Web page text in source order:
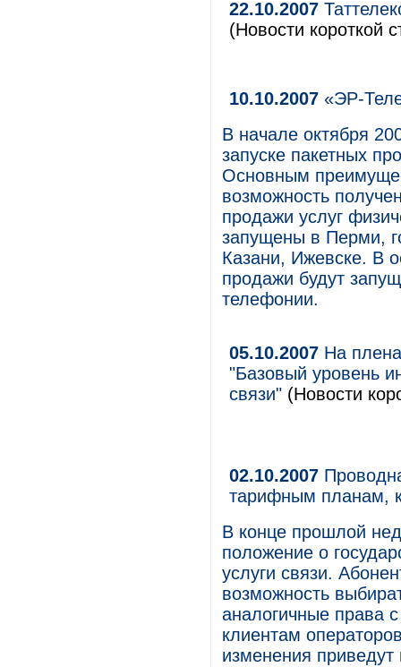
22.10.2007
(Новости короткой
10.10.2007 «ЭР-
В начале октября
запуске пакетных
Основным
возможность
продажи услуг
запущены в Перми,
Казани, Ижевске. В
продажи будут
телефонии.
05.10.2007 На
"Базовый уровень
связи" (Новости
02.10.2007
тарифным планам,
В конце прошлой
положение о
услуги связи.
возможность
аналогичные права
клиентам
изменения